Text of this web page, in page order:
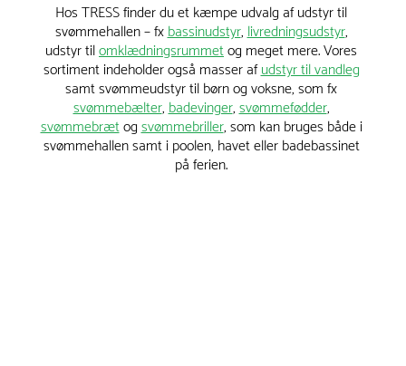
Hos TRESS finder du et kæmpe udvalg af udstyr til
svømmehallen – fxbassinudstyr,livredningsudstyr,
udstyr tilomklædningsrummetog meget mere. Vores
sortiment indeholder også masser afudstyr til vandleg
samt svømmeudstyr til børn og voksne, som fx
svømmebælter,badevinger,svømmefødder,
svømmebrætogsvømmebriller, som kan bruges både i
svømmehallen samt i poolen, havet eller badebassinet
på ferien.